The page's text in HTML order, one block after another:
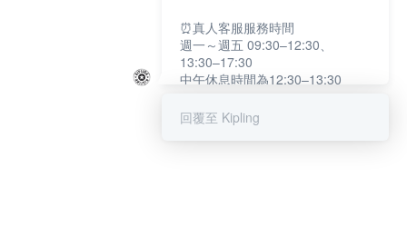
⏰真人客服服務時間
週一～週五 09:30–12:30、
13:30–17:30
中午休息時間為12:30–13:30
提醒您：系統會自動已讀訊息，如
回覆至 Kipling